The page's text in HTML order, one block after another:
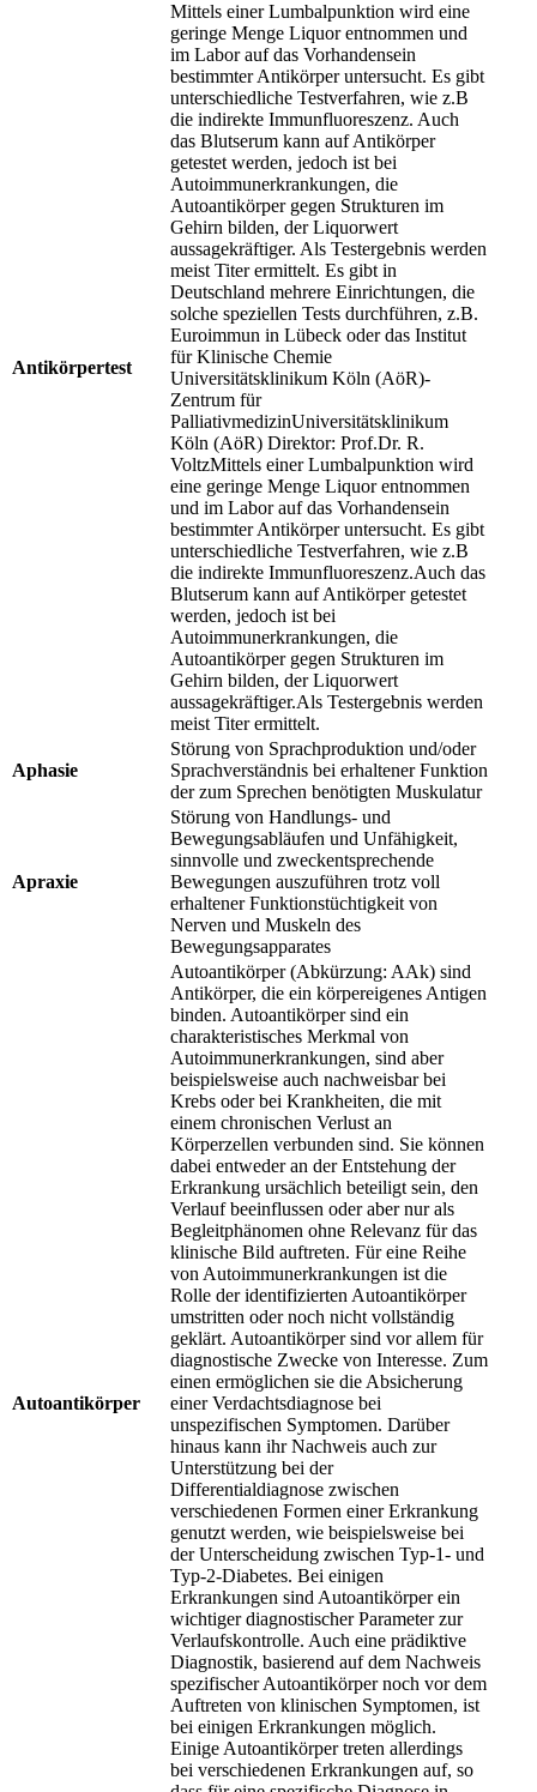
Antikörpertest
Mittels einer Lumbalpunktion wird eine
geringe Menge Liquor entnommen und
im Labor auf das Vorhandensein
bestimmter Antikörper untersucht. Es gibt
unterschiedliche Testverfahren, wie z.B
die indirekte Immunfluoreszenz. Auch
das Blutserum kann auf Antikörper
getestet werden, jedoch ist bei
Autoimmunerkrankungen, die
Autoantikörper gegen Strukturen im
Gehirn bilden, der Liquorwert
aussagekräftiger. Als Testergebnis werden
meist Titer ermittelt. Es gibt in
Deutschland mehrere Einrichtungen, die
solche speziellen Tests durchführen, z.B.
Euroimmun in Lübeck oder das Institut
für Klinische Chemie
Universitätsklinikum Köln (AöR)-
Zentrum für
PalliativmedizinUniversitätsklinikum
Köln (AöR) Direktor: Prof.Dr. R.
VoltzMittels einer Lumbalpunktion wird
eine geringe Menge Liquor entnommen
und im Labor auf das Vorhandensein
bestimmter Antikörper untersucht. Es gibt
unterschiedliche Testverfahren, wie z.B
die indirekte Immunfluoreszenz.Auch das
Blutserum kann auf Antikörper getestet
werden, jedoch ist bei
Autoimmunerkrankungen, die
Autoantikörper gegen Strukturen im
Gehirn bilden, der Liquorwert
aussagekräftiger.Als Testergebnis werden
meist Titer ermittelt.
Aphasie
Störung von Sprachproduktion und/oder
Sprachverständnis bei erhaltener Funktion
der zum Sprechen benötigten Muskulatur
Apraxie
Störung von Handlungs- und
Bewegungsabläufen und Unfähigkeit,
sinnvolle und zweckentsprechende
Bewegungen auszuführen trotz voll
erhaltener Funktionstüchtigkeit von
Nerven und Muskeln des
Bewegungsapparates
Autoantikörper
Autoantikörper (Abkürzung: AAk) sind
Antikörper, die ein körpereigenes Antigen
binden. Autoantikörper sind ein
charakteristisches Merkmal von
Autoimmunerkrankungen, sind aber
beispielsweise auch nachweisbar bei
Krebs oder bei Krankheiten, die mit
einem chronischen Verlust an
Körperzellen verbunden sind. Sie können
dabei entweder an der Entstehung der
Erkrankung ursächlich beteiligt sein, den
Verlauf beeinflussen oder aber nur als
Begleitphänomen ohne Relevanz für das
klinische Bild auftreten. Für eine Reihe
von Autoimmunerkrankungen ist die
Rolle der identifizierten Autoantikörper
umstritten oder noch nicht vollständig
geklärt. Autoantikörper sind vor allem für
diagnostische Zwecke von Interesse. Zum
einen ermöglichen sie die Absicherung
einer Verdachtsdiagnose bei
unspezifischen Symptomen. Darüber
hinaus kann ihr Nachweis auch zur
Unterstützung bei der
Differentialdiagnose zwischen
verschiedenen Formen einer Erkrankung
genutzt werden, wie beispielsweise bei
der Unterscheidung zwischen Typ-1- und
Typ-2-Diabetes. Bei einigen
Erkrankungen sind Autoantikörper ein
wichtiger diagnostischer Parameter zur
Verlaufskontrolle. Auch eine prädiktive
Diagnostik, basierend auf dem Nachweis
spezifischer Autoantikörper noch vor dem
Auftreten von klinischen Symptomen, ist
bei einigen Erkrankungen möglich.
Einige Autoantikörper treten allerdings
bei verschiedenen Erkrankungen auf, so